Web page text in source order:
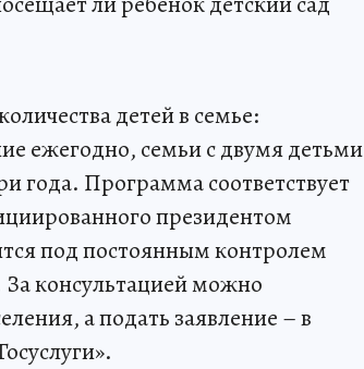
детей в семье:
ежегодно, семьи с двумя детьми
года. Программа соответствует
президентом
под постоянным контролем
За консультацией можно
а подать заявление – в